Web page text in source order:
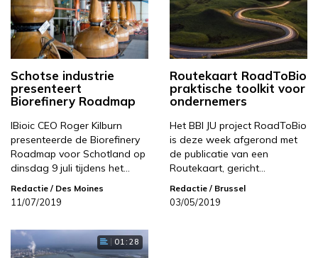
Schotse industrie
presenteert
Biorefinery Roadmap
IBioic CEO Roger Kilburn
presenteerde de Biorefinery
Roadmap voor Schotland op
dinsdag 9 juli tijdens het…
Redactie / Des Moines
11/07/2019
Routekaart RoadToBio
praktische toolkit voor
ondernemers
Het BBI JU project RoadToBio
is deze week afgerond met
de publicatie van een
Routekaart, gericht…
Redactie / Brussel
03/05/2019
01:28